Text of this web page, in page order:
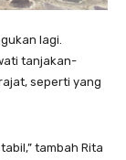
lagi.
tanjakan-
seperti yang
tambah Rita